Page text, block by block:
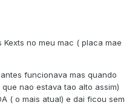
no meu mac ( placa mae
funcionava mas quando
nao estava tao alto assim)
( o mais atual) e dai ficou sem